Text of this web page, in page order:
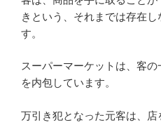
きという、それまでは存在
す。
スーパーマーケットは、客
を内包しています。
万引き犯となった元客は、